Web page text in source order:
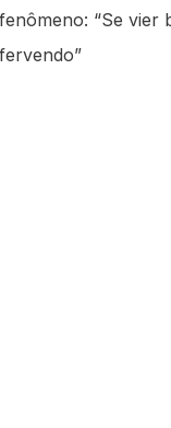
fenômeno: “Se vier
fervendo”